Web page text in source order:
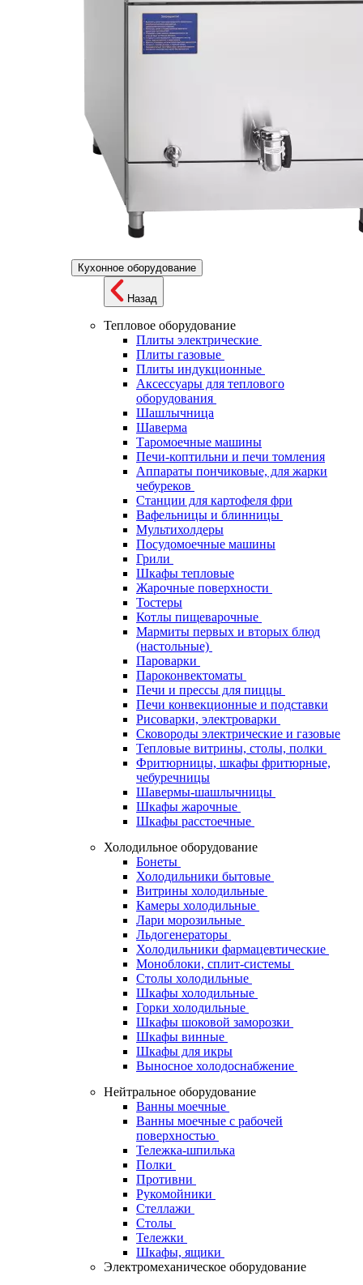
Кухонное оборудование
Назад
Тепловое оборудование
Плиты электрические
Плиты газовые
Плиты индукционные
Аксессуары для теплового
оборудования
Шашлычница
Шаверма
Таромоечные машины
Печи-коптильни и печи томления
Аппараты пончиковые, для жарки
чебуреков
Станции для картофеля фри
Вафельницы и блинницы
Мультихолдеры
Посудомоечные машины
Грили
Шкафы тепловые
Жарочные поверхности
Тостеры
Котлы пищеварочные
Мармиты первых и вторых блюд
(настольные)
Пароварки
Пароконвектоматы
Печи и прессы для пиццы
Печи конвекционные и подставки
Рисоварки, электроварки
Сковороды электрические и газовые
Тепловые витрины, столы, полки
Фритюрницы, шкафы фритюрные,
чебуречницы
Шавермы-шашлычницы
Шкафы жарочные
Шкафы расстоечные
Холодильное оборудование
Бонеты
Холодильники бытовые
Витрины холодильные
Камеры холодильные
Лари морозильные
Льдогенераторы
Холодильники фармацевтические
Моноблоки, сплит-системы
Столы холодильные
Шкафы холодильные
Горки холодильные
Шкафы шоковой заморозки
Шкафы винные
Шкафы для икры
Выносное холодоснабжение
Нейтральное оборудование
Ванны моечные
Ванны моечные с рабочей
поверхностью
Тележка-шпилька
Полки
Противни
Рукомойники
Стеллажи
Столы
Тележки
Шкафы, ящики
Электромеханическое оборудование